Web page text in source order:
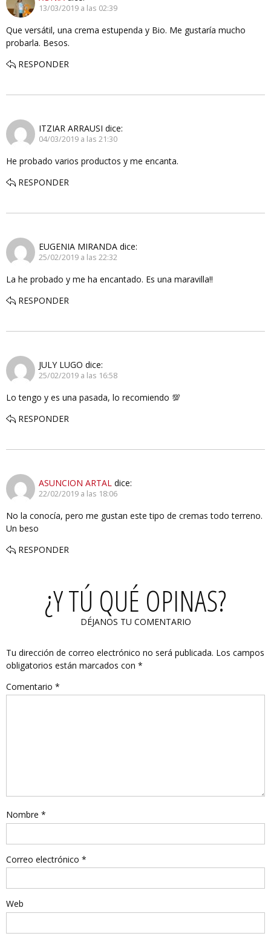
13/03/2019 a las 02:39
Que versátil, una crema estupenda y Bio. Me gustaría mucho
probarla. Besos.
RESPONDER
ITZIAR ARRAUSI dice:
04/03/2019 a las 21:30
He probado varios productos y me encanta.
RESPONDER
EUGENIA MIRANDA dice:
25/02/2019 a las 22:32
La he probado y me ha encantado. Es una maravilla!!
RESPONDER
JULY LUGO dice:
25/02/2019 a las 16:58
Lo tengo y es una pasada, lo recomiendo 💯
RESPONDER
ASUNCION ARTAL dice:
22/02/2019 a las 18:06
No la conocía, pero me gustan este tipo de cremas todo terreno.
Un beso
RESPONDER
¿Y TÚ QUÉ OPINAS?
DÉJANOS TU COMENTARIO
Tu dirección de correo electrónico no será publicada. Los campos
obligatorios están marcados con *
Comentario *
Nombre *
Correo electrónico *
Web